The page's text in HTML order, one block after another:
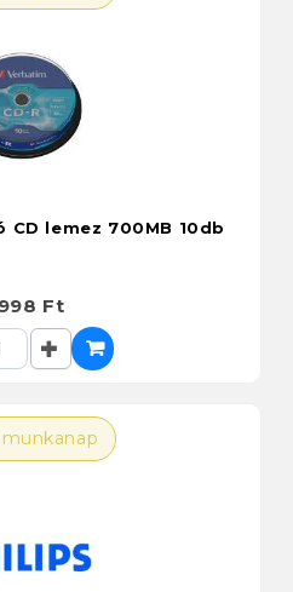
lemez 700MB 10db
Ft